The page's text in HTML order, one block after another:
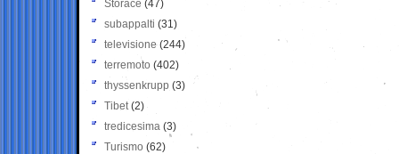
Storace (47)
subappalti (31)
televisione(244)
terremoto (402)
thyssenkrupp (3)
Tibet(2)
tredicesima (3)
Turismo (62)